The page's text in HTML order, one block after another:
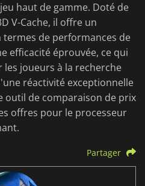
haut de gamme. Doté de
V-Cache, il offre un
de performances de
efficacité éprouvée, ce qui
joueurs à la recherche
réactivité exceptionnelle
de comparaison de prix
offres pour le processeur
Partager